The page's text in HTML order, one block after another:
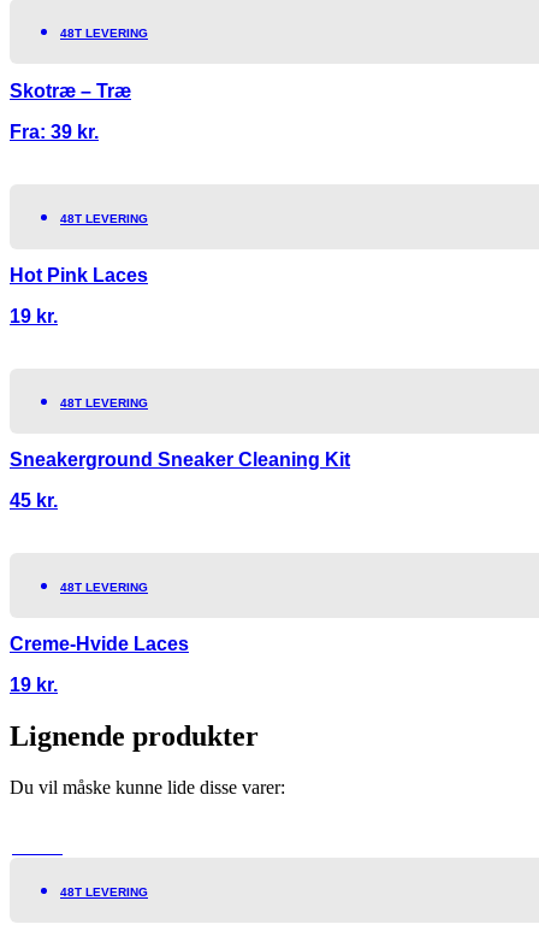
48T LEVERING
Skotræ – Træ
Fra: 39 kr.
48T LEVERING
Hot Pink Laces
19 kr.
48T LEVERING
Sneakerground Sneaker Cleaning Kit
45 kr.
48T LEVERING
Creme-Hvide Laces
19 kr.
Lignende produkter
Du vil måske kunne lide disse varer:
48T LEVERING